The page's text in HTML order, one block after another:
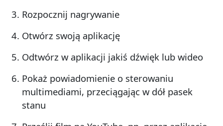
Rozpocznij nagrywanie
Otwórz swoją aplikację
Odtwórz w aplikacji jakiś dźwięk lub wideo
Pokaż powiadomienie o sterowaniu
multimediami, przeciągając w dół pasek
stanu